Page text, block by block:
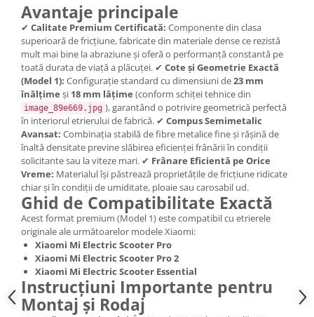
Cauciuc tubeless cu GEL antipană
Accesorii
Trotinete electrice
Biciclete Electrice
Anvelope moto
Camere moto
Anvelope ATV
Cauciucuri bicicleta
Anvelope și Camere Utilaje
https://www.doctortrotineta.ro/plata-
tbi?
forceOriginalForEdit=1&preview=00681
Avantaje principale
✔ Calitate Premium Certificată: Componente din clasa
superioară de fricțiune, fabricate din materiale dense ce rezistă
mult mai bine la abraziune și oferă o performanță constantă pe
toată durata de viață a plăcuței. ✔ Cote și Geometrie Exactă
(Model 1): Configurație standard cu dimensiuni de23 mm
înălțime și 18 mm lățime (conform schiței tehnice din
image_89e669.jpg ), garantând o potrivire geometrică perfectă
în interiorul etrierului de fabrică. ✔ Compus Semimetalic
Avansat: Combinația stabilă de fibre metalice fine și rășină de
înaltă densitate previne slăbirea eficienței frânării în condiții
solicitante sau la viteze mari. ✔ Frânare Eficientă pe Orice
Vreme: Materialul își păstrează proprietățile de fricțiune ridicate
chiar și în condiții de umiditate, ploaie sau carosabil ud.
Ghid de Compatibilitate Exactă
Acest format premium (Model 1) este compatibil cu etrierele
originale ale următoarelor modele Xiaomi:
Xiaomi Mi Electric Scooter Pro
Xiaomi Mi Electric Scooter Pro 2
Xiaomi Mi Electric Scooter Essential
Instrucțiuni Importante pentru
Montaj și Rodaj